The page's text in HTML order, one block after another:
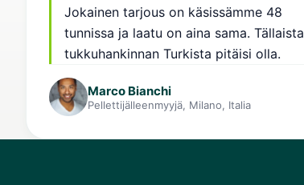
Jokainen tarjous on käsissämme 48
tunnissa ja laatu on aina sama. Tällaista
tukkuhankinnan Turkista pitäisi olla.
Marco Bianchi
Pellettijälleenmyyjä, Milano, Italia